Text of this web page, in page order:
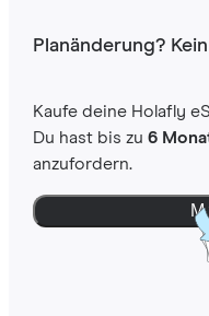
Planänderung?
Kaufe deine Holafly
Du hast bis zu 6
anzufordern.